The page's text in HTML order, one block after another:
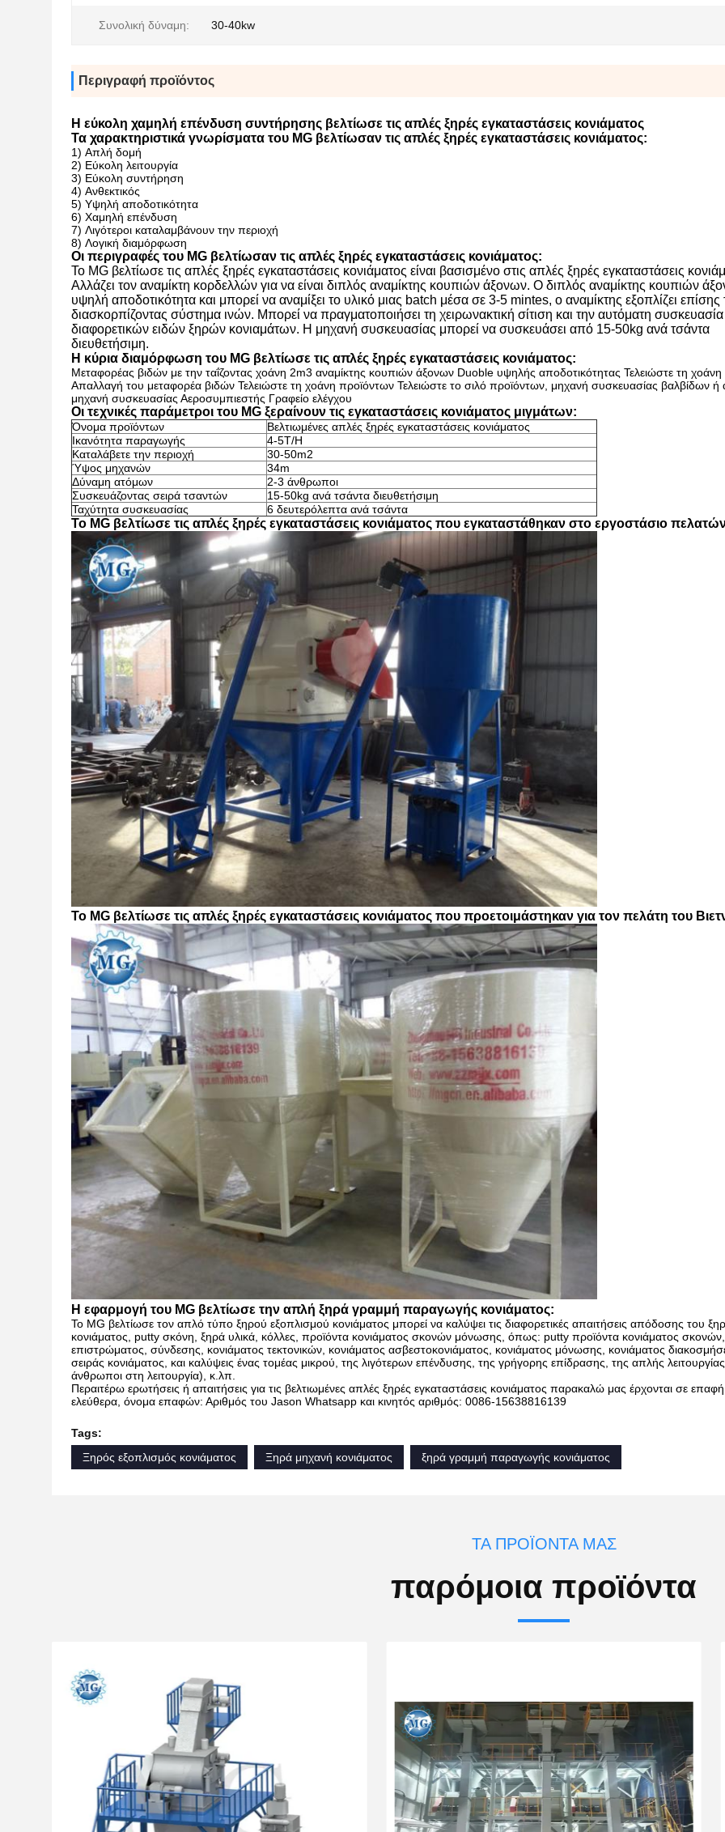
Συνολική δύναμη: 30-40kw
Περιγραφή προϊόντος
Η εύκολη χαμηλή επένδυση συντήρησης βελτίωσε τις απλές ξηρές εγκαταστάσεις κονιάματος
Τα χαρακτηριστικά γνωρίσματα του MG βελτίωσαν τις απλές ξηρές εγκαταστάσεις κονιάματος:
1) Απλή δομή
2) Εύκολη λειτουργία
3) Εύκολη συντήρηση
4) Ανθεκτικός
5) Υψηλή αποδοτικότητα
6) Χαμηλή επένδυση
7) Λιγότεροι καταλαμβάνουν την περιοχή
8) Λογική διαμόρφωση
Οι περιγραφές του MG βελτίωσαν τις απλές ξηρές εγκαταστάσεις κονιάματος:
Το MG βελτίωσε τις απλές ξηρές εγκαταστάσεις κονιάματος είναι βασισμένο στις απλές ξηρές εγκαταστάσεις
Αλλάζει τον αναμίκτη κορδελλών για να είναι διπλός αναμίκτης κουπιών άξονων. Ο διπλός αναμίκτης κουπιών
υψηλή αποδοτικότητα και μπορεί να αναμίξει το υλικό μιας batch μέσα σε 3-5 mintes, ο αναμίκτης εξοπλίζει επίσης
διασκορπίζοντας σύστημα ινών. Μπορεί να πραγματοποιήσει τη χειρωνακτική σίτιση και την αυτόματη
διαφορετικών ειδών ξηρών κονιαμάτων. Η μηχανή συσκευασίας μπορεί να συσκευάσει από 15-50kg ανά τσάντα
διευθετήσιμη.
Η κύρια διαμόρφωση του MG βελτίωσε τις απλές ξηρές εγκαταστάσεις κονιάματος:
Μεταφορέας βιδών με την ταΐζοντας χοάνη 2m3 αναμίκτης κουπιών άξονων Duoble υψηλής αποδοτικότητας Τελειώστε τη
Απαλλαγή του μεταφορέα βιδών Τελειώστε τη χοάνη προϊόντων Τελειώστε το σιλό προϊόντων, μηχανή συσκευασίας βαλβίδων ή
μηχανή συσκευασίας Αεροσυμπιεστής Γραφείο ελέγχου
Οι τεχνικές παράμετροι του MG ξεραίνουν τις εγκαταστάσεις κονιάματος μιγμάτων:
Όνομα προϊόντων
Βελτιωμένες απλές ξηρές εγκαταστάσεις κονιάματος
Ικανότητα παραγωγής
4-5T/H
Καταλάβετε την περιοχή
30-50m2
Ύψος μηχανών
34m
Δύναμη ατόμων
2-3 άνθρωποι
Συσκευάζοντας σειρά τσαντών
15-50kg ανά τσάντα διευθετήσιμη
Ταχύτητα συσκευασίας
6 δευτερόλεπτα ανά τσάντα
Το MG βελτίωσε τις απλές ξηρές εγκαταστάσεις κονιάματος που εγκαταστάθηκαν στο εργοστάσιο
Το MG βελτίωσε τις απλές ξηρές εγκαταστάσεις κονιάματος που προετοιμάστηκαν για τον πελάτη του
Η εφαρμογή του MG βελτίωσε την απλή ξηρά γραμμή παραγωγής κονιάματος:
Το MG βελτίωσε τον απλό τύπο ξηρού εξοπλισμού κονιάματος μπορεί να καλύψει τις διαφορετικές απαιτήσεις απόδοσης του
κονιάματος, putty σκόνη, ξηρά υλικά, κόλλες, προϊόντα κονιάματος σκονών μόνωσης, όπως: putty προϊόντα κονιάματος σκονών,
επιστρώματος, σύνδεσης, κονιάματος τεκτονικών, κονιάματος ασβεστοκονιάματος, κονιάματος μόνωσης, κονιάματος
σειράς κονιάματος, και καλύψεις ένας τομέας μικρού, της λιγότερων επένδυσης, της γρήγορης επίδρασης, της απλής
άνθρωποι στη λειτουργία), κ.λπ.
Περαιτέρω ερωτήσεις ή απαιτήσεις για τις βελτιωμένες απλές ξηρές εγκαταστάσεις κονιάματος παρακαλώ μας έρχονται σε
ελεύθερα, όνομα επαφών: Αριθμός του Jason Whatsapp και κινητός αριθμός: 0086-15638816139
Tags:
Ξηρός εξοπλισμός κονιάματος
Ξηρά μηχανή κονιάματος ξηρά γραμμή παραγωγής κονιάματος
ΤΑ ΠΡΟΪΌΝΤΑ ΜΑΣ
παρόμοια προϊόντα